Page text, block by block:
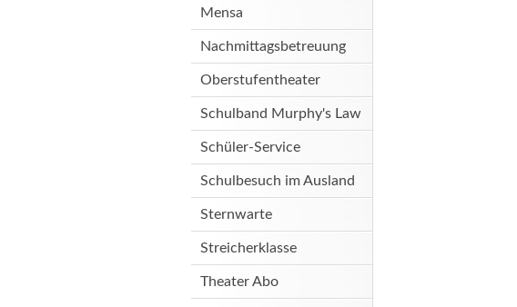
Mensa
Nachmittagsbetreuung
Oberstufentheater
Schulband Murphy's Law
Schüler-Service
Schulbesuch im Ausland
Sternwarte
Streicherklasse
Theater Abo